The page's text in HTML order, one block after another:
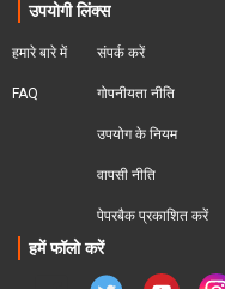
उपयोगी लिंक्स
हमारे बारे में
FAQ
संपर्क करें
गोपनीयता नीति
उपयोग के नियम
वापसी नीति
पेपरबैक प्रकाशित करें
हमें फॉलो करें